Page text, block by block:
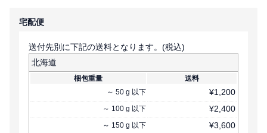
宅配便
送付先別に下記の送料となります。(税込)
北海道
梱包重量
送料
～ 50 g 以下 ¥1,200
～ 100 g 以下 ¥2,400
～ 150 g 以下 ¥3,600